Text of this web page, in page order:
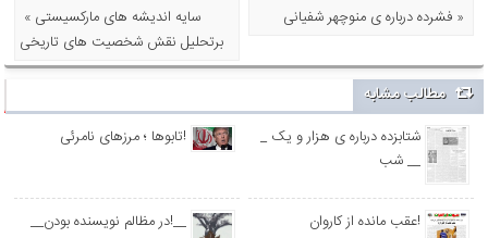
فشرده درباره ی منوچهر شفیانی »
« سایه اندیشه های مارکسیستی
برتحلیل نقش شخصیت های تاریخی
مطالب مشابه
_ شتابزده درباره ی هزار و یک
شب __
تابوها ؛ مرزهای نامرئی!
عقب مانده از کاروان! __در مظالم نویسنده بودن!__